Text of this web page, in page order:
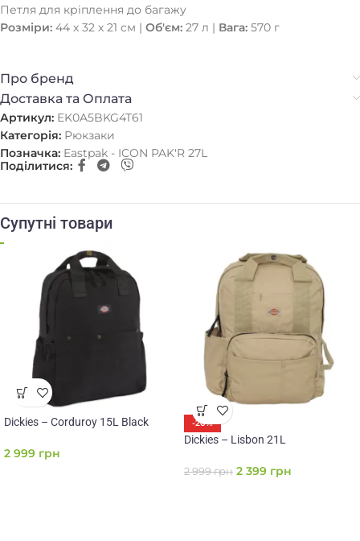
Петля для кріплення до багажу
Розміри: 44 х 32 х 21 см | Об'єм: 27 л | Вага: 570 г
Про бренд
Доставка та Оплата
Артикул: EK0A5BKG4T61
Категорія: Рюкзаки
Позначка: Eastpak - ICON PAK'R 27L
Поділитися:
Супутні товари
Dickies – Corduroy 15L Black
2 999 грн
-20%
Dickies – Lisbon 21L
2 999грн 2 399 грн